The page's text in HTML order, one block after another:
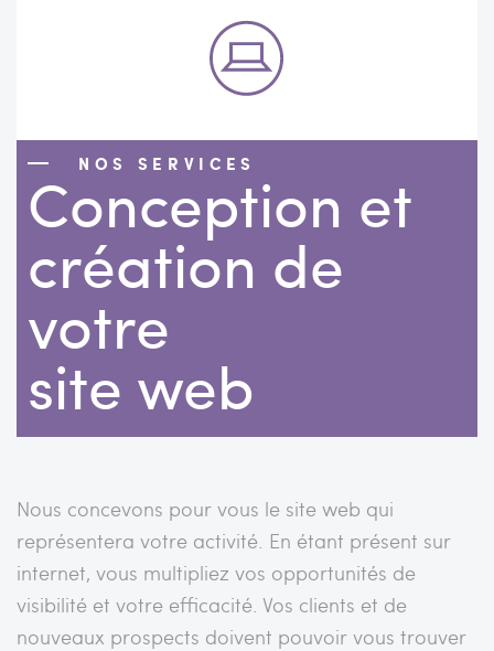
NOS SERVICES
Conception et
création de
votre
site web
Nous concevons pour vous le site web qui
représentera votre activité. En étant présent sur
internet, vous multipliez vos opportunités de
visibilité et votre efficacité. Vos clients et de
nouveaux prospects doivent pouvoir vous trouver